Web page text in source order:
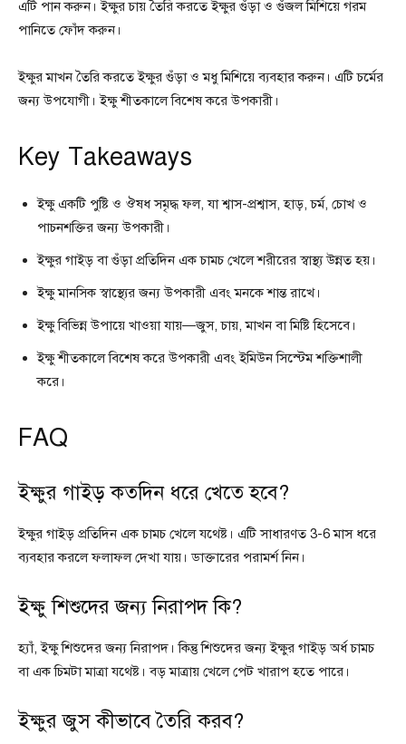
এটি পান করুন। ইক্ষুর চায় তৈরি করতে ইক্ষুর গুঁড়া ও গুঁজল মিশিয়ে গরম
পানিতে ফোঁদ করুন।
ইক্ষুর মাখন তৈরি করতে ইক্ষুর গুঁড়া ও মধু মিশিয়ে ব্যবহার করুন। এটি চর্মের
জন্য উপযোগী। ইক্ষু শীতকালে বিশেষ করে উপকারী।
Key Takeaways
ইক্ষু একটি পুষ্টি ও ঔষধ সমৃদ্ধ ফল, যা শ্বাস-প্রশ্বাস, হাড়, চর্ম, চোখ ও
পাচনশক্তির জন্য উপকারী।
ইক্ষুর গাইড় বা গুঁড়া প্রতিদিন এক চামচ খেলে শরীরের স্বাস্থ্য উন্নত হয়।
ইক্ষু মানসিক স্বাস্থ্যের জন্য উপকারী এবং মনকে শান্ত রাখে।
ইক্ষু বিভিন্ন উপায়ে খাওয়া যায়—জুস, চায়, মাখন বা মিষ্টি হিসেবে।
ইক্ষু শীতকালে বিশেষ করে উপকারী এবং ইমিউন সিস্টেম শক্তিশালী
করে।
FAQ
ইক্ষুর গাইড় কতদিন ধরে খেতে হবে?
ইক্ষুর গাইড় প্রতিদিন এক চামচ খেলে যথেষ্ট। এটি সাধারণত 3-6 মাস ধরে
ব্যবহার করলে ফলাফল দেখা যায়। ডাক্তারের পরামর্শ নিন।
ইক্ষু শিশুদের জন্য নিরাপদ কি?
হ্যাঁ, ইক্ষু শিশুদের জন্য নিরাপদ। কিন্তু শিশুদের জন্য ইক্ষুর গাইড় অর্ধ চামচ
বা এক চিমটা মাত্রা যথেষ্ট। বড় মাত্রায় খেলে পেট খারাপ হতে পারে।
ইক্ষুর জুস কীভাবে তৈরি করব?